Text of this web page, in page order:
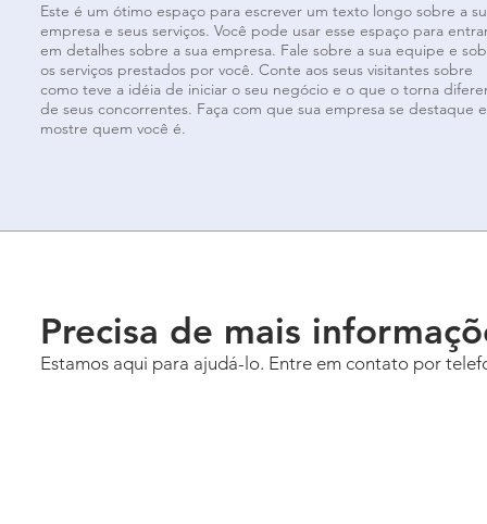
Este é um ótimo espaço para escrever um texto longo sobre a
empresa e seus serviços. Você pode usar esse espaço para
em detalhes sobre a sua empresa. Fale sobre a sua equipe e
os serviços prestados por você. Conte aos seus visitantes sobre
como teve a idéia de iniciar o seu negócio e o que o torna
de seus concorrentes. Faça com que sua empresa se destaque e
mostre quem você é.
Precisa de mais
Estamos aqui para ajudá-lo. Entre em contato por